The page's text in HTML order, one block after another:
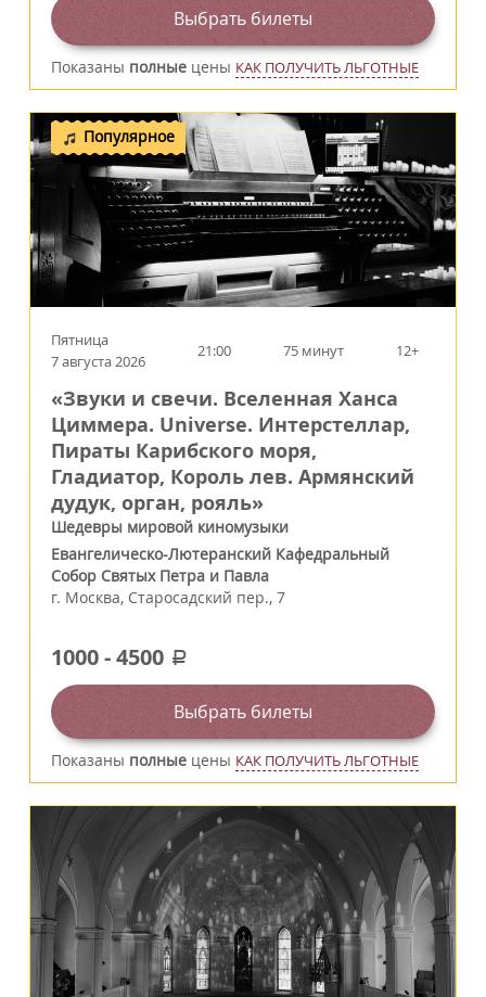
Выбрать билеты
Показаны полные цены КАК ПОЛУЧИТЬ ЛЬГОТНЫЕ
Популярное
Пятница
7 августа 2026
21:00 75 минут 12+
«Звуки и свечи. Вселенная Ханса
Циммера. Universe. Интерстеллар,
Пираты Карибского моря,
Гладиатор, Король лев. Армянский
дудук, орган, рояль»
Шедевры мировой киномузыки
Евангелическо-Лютеранский Кафедральный
Собор Святых Петра и Павла
г. Москва, Старосадский пер., 7
1000-4500 a
Выбрать билеты
Показаны полные цены КАК ПОЛУЧИТЬ ЛЬГОТНЫЕ